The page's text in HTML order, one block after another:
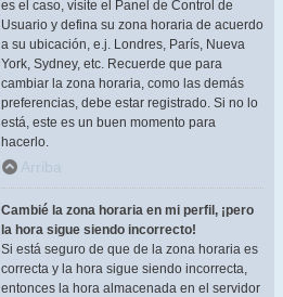
es el caso, visite el Panel de Control de
Usuario y defina su zona horaria de acuerdo
a su ubicación, e.j. Londres, París, Nueva
York, Sydney, etc. Recuerde que para
cambiar la zona horaria, como las demás
preferencias, debe estar registrado. Si no lo
está, este es un buen momento para
hacerlo.
Arriba
Cambié la zona horaria en mi perfil, ¡pero
la hora sigue siendo incorrecto!
Si está seguro de que de la zona horaria es
correcta y la hora sigue siendo incorrecta,
entonces la hora almacenada en el servidor